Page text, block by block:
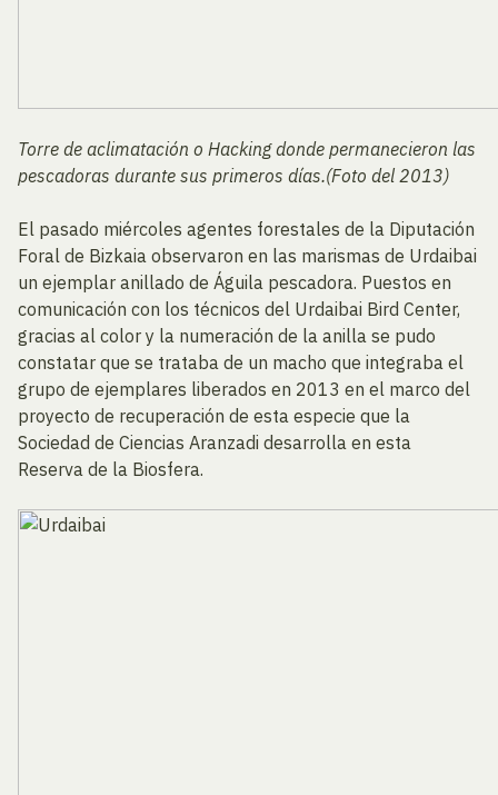
Torre de aclimatación o Hacking donde permanecieron las
pescadoras durante sus primeros días.(Foto del 2013)
El pasado miércoles agentes forestales de la Diputación
Foral de Bizkaia observaron en las marismas de Urdaibai
un ejemplar anillado de Águila pescadora. Puestos en
comunicación con los técnicos del Urdaibai Bird Center,
gracias al color y la numeración de la anilla se pudo
constatar que se trataba de un macho que integraba el
grupo de ejemplares liberados en 2013 en el marco del
proyecto de recuperación de esta especie que la
Sociedad de Ciencias Aranzadi desarrolla en esta
Reserva de la Biosfera.